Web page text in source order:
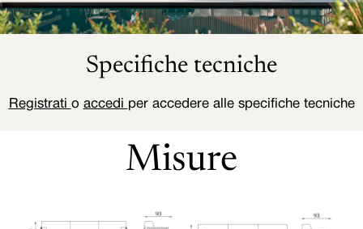
Specifiche tecniche
Registrati o accedi per accedere alle specifiche tecniche
Misure